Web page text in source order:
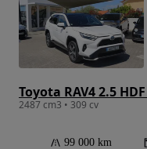
Toyota RAV4 2.5
2487 cm3 • 309 cv
99 000 km